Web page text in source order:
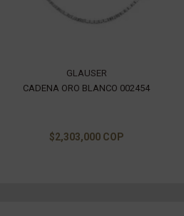
GLAUSER
CADENA ORO BLANCO 002454
$2,303,000 COP